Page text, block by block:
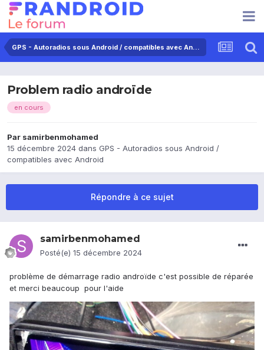
GPS - Autoradios sous Android / compatibles avec Android
Problem radio androïde
en cours
Par samirbenmohamed
15 décembre 2024 dans GPS - Autoradios sous Android /
compatibles avec Android
Répondre à ce sujet
samirbenmohamed
Posté(e) 15 décembre 2024
problème de démarrage radio androïde c'est possible de réparée
et merci beaucoup pour l'aide